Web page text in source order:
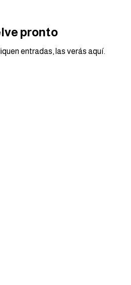
pronto
entradas, las verás aquí.